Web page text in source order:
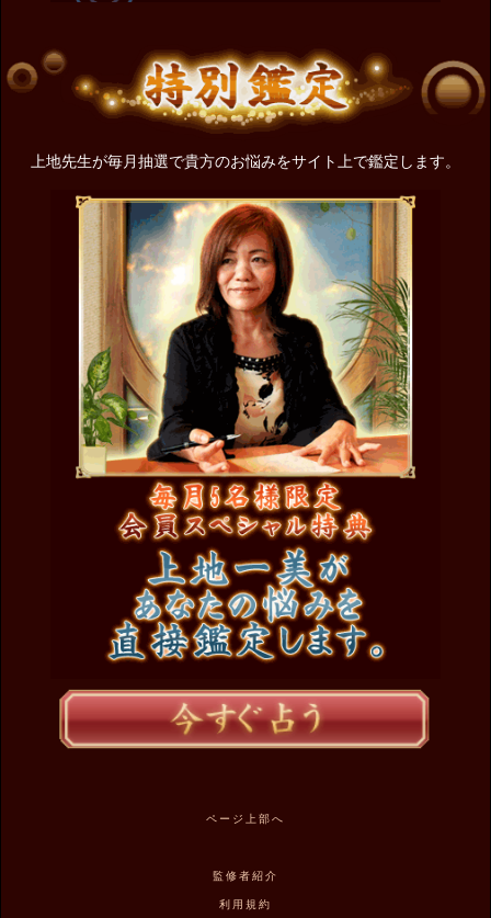
上地先生が毎月抽選で貴方のお悩みをサイト上で鑑定します。
ページ上部へ
監修者紹介
利用規約